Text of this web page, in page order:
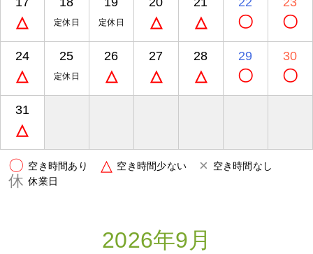
△ 定休日 定休日 △ △ 〇 〇
24
△
25
定休日
26
△
27
△
28
△
29
〇
30
〇
31
△
〇 空き時間あり △ 空き時間少ない × 空き時間なし
休 休業日
2026年9月